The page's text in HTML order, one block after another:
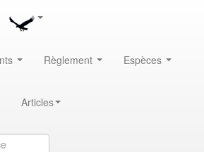
Règlement Espèces
Articles